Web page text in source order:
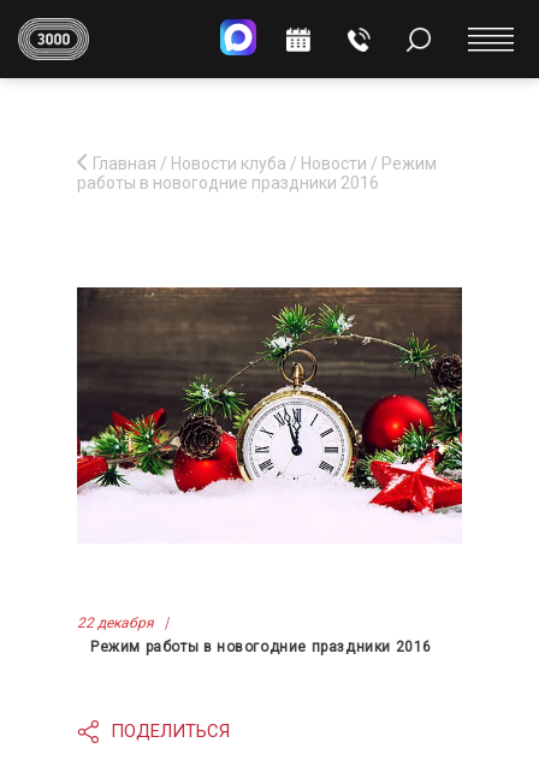
Главная / Новости клуба / Новости / Режим
работы в новогодние праздники 2016
22 декабря
Режим работы в новогодние праздники 2016
ПОДЕЛИТЬСЯ